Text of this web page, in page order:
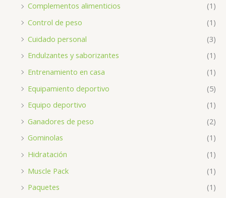
Complementos alimenticios
(1)
Control de peso
(1)
Cuidado personal
(3)
Endulzantes y saborizantes
(1)
Entrenamiento en casa
(1)
Equipamiento deportivo
(5)
Equipo deportivo
(1)
Ganadores de peso
(2)
Gominolas
(1)
Hidratación
(1)
Muscle Pack
(1)
Paquetes
(1)